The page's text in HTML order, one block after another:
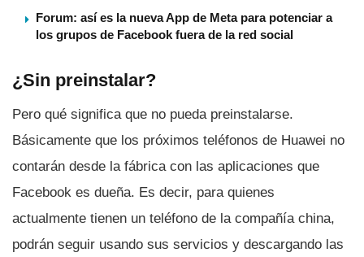
Forum: así es la nueva App de Meta para potenciar a
los grupos de Facebook fuera de la red social
¿Sin preinstalar?
Pero qué significa que no pueda preinstalarse.
Básicamente que los próximos teléfonos de Huawei no
contarán desde la fábrica con las aplicaciones que
Facebook es dueña. Es decir, para quienes
actualmente tienen un teléfono de la compañí­a china,
podrán seguir usando sus servicios y descargando las